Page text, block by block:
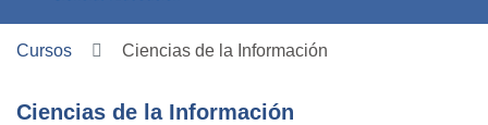
Cursos Ciencias de la Información
Ciencias de la Información